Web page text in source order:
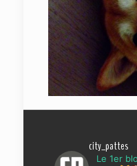
city_pattes
Le 1er